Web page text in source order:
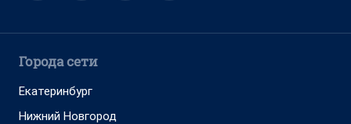
Города сети
Екатеринбург
Нижний Новгород